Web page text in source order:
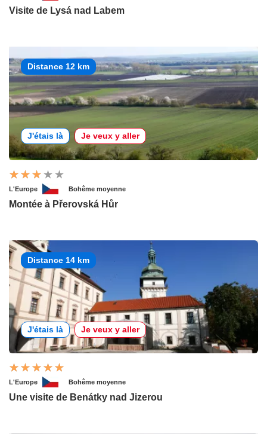
Visite de Lysá nad Labem
Distance 12 km
J'étais là Je veux y aller
L'Europe Bohême moyenne
Montée à Přerovská Hůr
Distance 14 km
J'étais là Je veux y aller
L'Europe Bohême moyenne
Une visite de Benátky nad Jizerou